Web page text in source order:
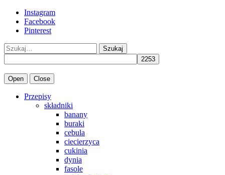
Instagram
Facebook
Pinterest
Szukaj
Open Close
Przepisy
składniki
banany
buraki
cebula
ciecierzyca
cukinia
dynia
fasole